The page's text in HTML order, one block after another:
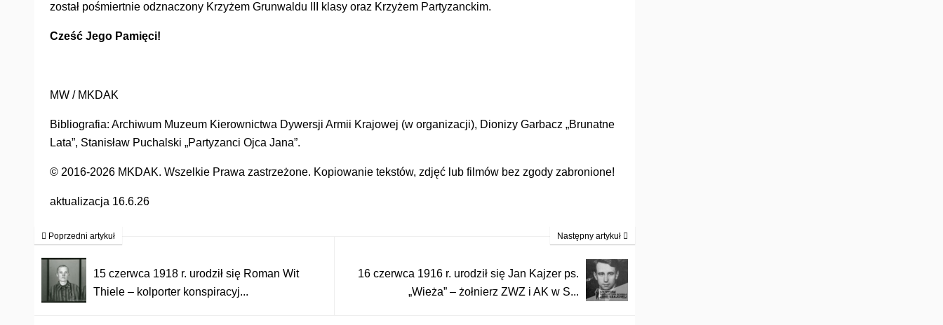
został pośmiertnie odznaczony Krzyżem Grunwaldu III klasy oraz Krzyżem Partyzanckim.
Cześć Jego Pamięci!
MW / MKDAK
Bibliografia: Archiwum Muzeum Kierownictwa Dywersji Armii Krajowej (w organizacji), Dionizy Garbacz „Brunatne
Lata”, Stanisław Puchalski „Partyzanci Ojca Jana”.
© 2016-2026 MKDAK. Wszelkie Prawa zastrzeżone. Kopiowanie tekstów, zdjęć lub filmów bez zgody zabronione!
aktualizacja 16.6.26
Poprzedni artykuł
15 czerwca 1918 r. urodził się Roman Wit
Thiele – kolporter konspiracyj...
Następny artykuł
16 czerwca 1916 r. urodził się Jan Kajzer ps.
„Wieża” – żołnierz ZWZ i AK w S...